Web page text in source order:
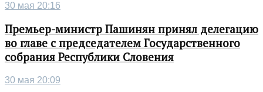
30 мая 20:16
Премьер-министр Пашинян принял делегацию
во главе с председателем Государственного
собрания Республики Словения
30 мая 20:09